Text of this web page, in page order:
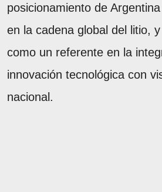
posicionamiento de
en la cadena global del litio,
como un referente en la
innovación tecnológica con
nacional.